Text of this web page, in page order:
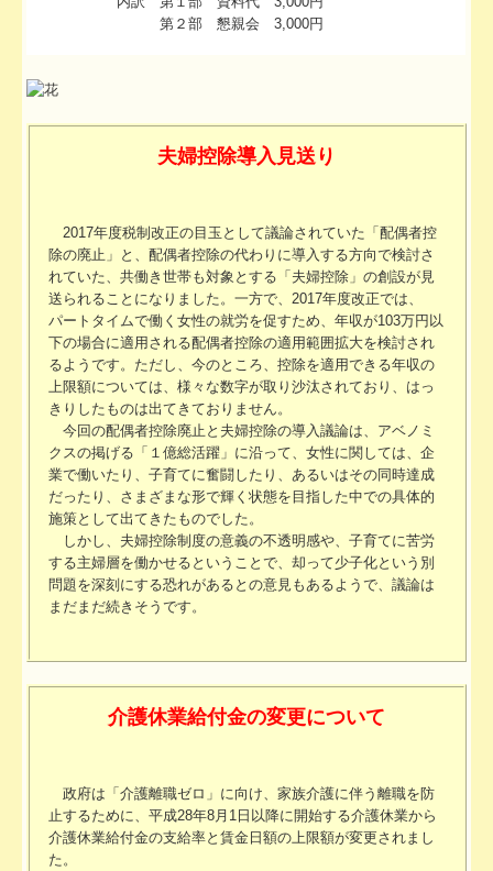
第２部 懇親会 3,000円
夫婦控除導入見送り
2017年度税制改正の目玉として議論されていた「配偶者控
除の廃止」と、配偶者控除の代わりに導入する方向で検討さ
れていた、共働き世帯も対象とする「夫婦控除」の創設が見
送られることになりました。一方で、2017年度改正では、
パートタイムで働く女性の就労を促すため、年収が103万円以
下の場合に適用される配偶者控除の適用範囲拡大を検討され
るようです。ただし、今のところ、控除を適用できる年収の
上限額については、様々な数字が取り沙汰されており、はっ
きりしたものは出てきておりません。
今回の配偶者控除廃止と夫婦控除の導入議論は、アベノミ
クスの掲げる「１億総活躍」に沿って、女性に関しては、企
業で働いたり、子育てに奮闘したり、あるいはその同時達成
だったり、さまざまな形で輝く状態を目指した中での具体的
施策として出てきたものでした。
しかし、夫婦控除制度の意義の不透明感や、子育てに苦労
する主婦層を働かせるということで、却って少子化という別
問題を深刻にする恐れがあるとの意見もあるようで、議論は
まだまだ続きそうです。
介護休業給付金の変更について
政府は「介護離職ゼロ」に向け、家族介護に伴う離職を防
止するために、平成28年8月1日以降に開始する介護休業から
介護休業給付金の支給率と賃金日額の上限額が変更されまし
た。